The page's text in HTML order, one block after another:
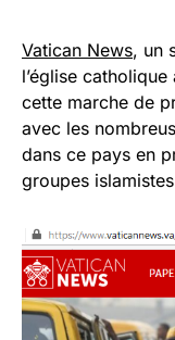
Vatican News, un
l’église
cette marche de
avec les
dans ce pays en
groupes